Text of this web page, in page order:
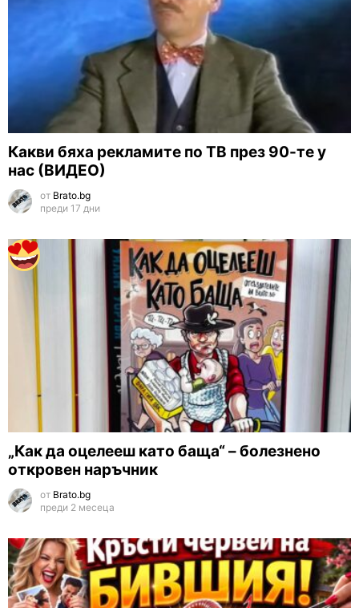
Какви бяха рекламите по ТВ през 90-те у
нас (ВИДЕО)
от Brato.bg
преди 17 дни
„Как да оцелееш като баща“ – болезнено
откровен наръчник
от Brato.bg
преди 2 месеца